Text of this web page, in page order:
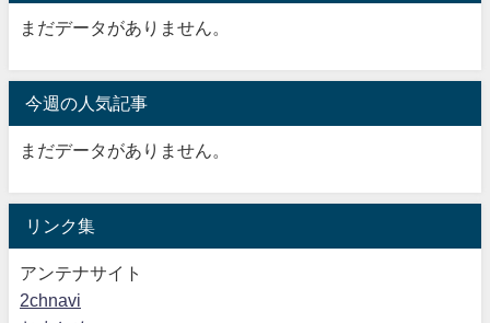
まだデータがありません。
今週の人気記事
まだデータがありません。
リンク集
アンテナサイト
2chnavi